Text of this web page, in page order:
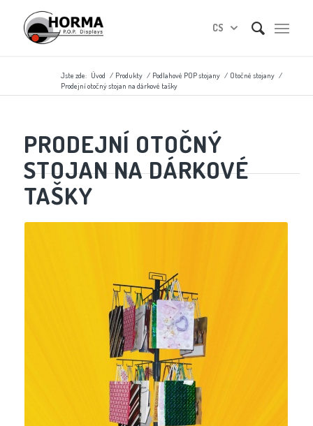
CS
Jste zde: Úvod / Produkty / Podlahové POP stojany / Otočné stojany /
Prodejní otočný stojan na dárkové tašky
PRODEJNÍ OTOČNÝ
STOJAN NA DÁRKOVÉ
TAŠKY